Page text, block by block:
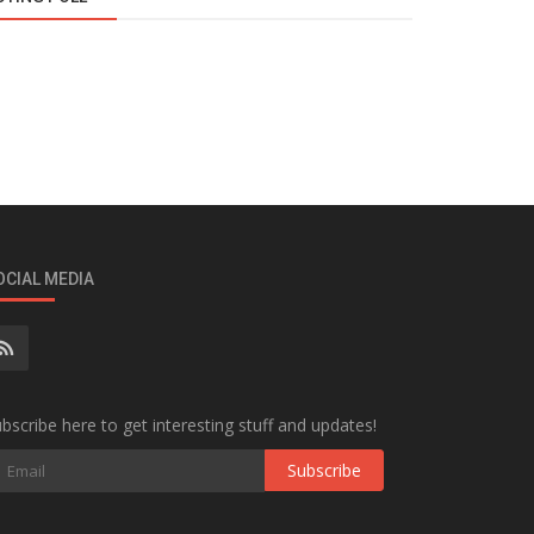
MEDIA
here to get interesting stuff and updates!
Subscribe